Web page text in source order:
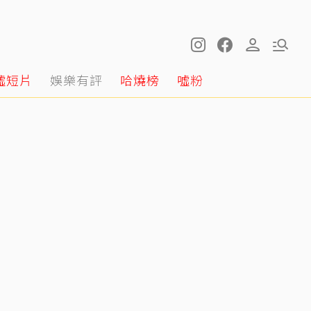
短片 娛樂有評 哈燒榜 噓粉